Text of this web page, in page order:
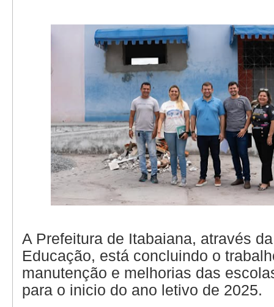
A Prefeitura de Itabaiana, através
Educação, está concluindo o
manutenção e melhorias das
para o inicio do ano letivo de 2025.